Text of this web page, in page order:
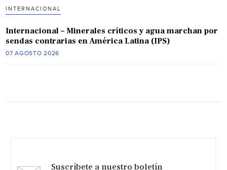
INTERNACIONAL
Internacional – Minerales críticos y agua marchan por
sendas contrarias en América Latina (IPS)
07 AGOSTO 2026
Suscríbete a nuestro boletín